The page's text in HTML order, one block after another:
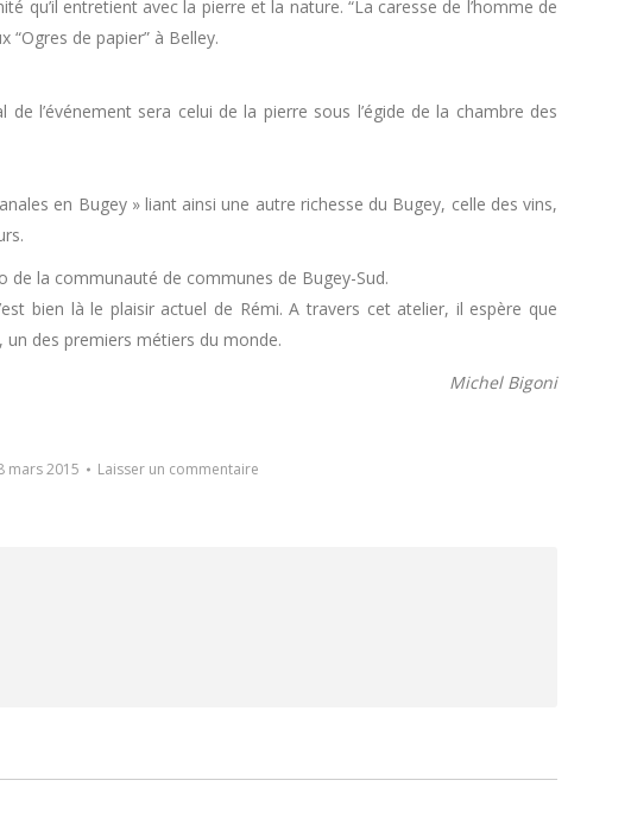
qu’il entretient avec la pierre et la nature. “La caresse de l’homme de
“Ogres de papier” à Belley.
l’événement sera celui de la pierre sous l’égide de la chambre des
en Bugey » liant ainsi une autre richesse du Bugey, celle des vins,
la communauté de communes de Bugey-Sud.
bien là le plaisir actuel de Rémi. A travers cet atelier, il espère que
des premiers métiers du monde.
Michel Bigoni
mars 2015 Laisser un commentaire